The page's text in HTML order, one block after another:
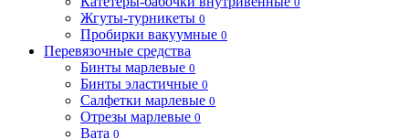
Жгуты-турникеты 0
Пробирки вакуумные 0
Перевязочные средства
Бинты марлевые 0
Бинты эластичные 0
Салфетки марлевые 0
Отрезы марлевые 0
Вата 0